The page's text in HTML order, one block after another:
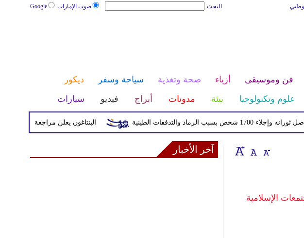
صوت الإمارات Google البحث
فن وموسيقى أزياء صحة وتغذية سياحة وسفر
ديكور
علوم وتكنولوجيا بيئة مدونات أبراج فيديو سيارات
البنتاغون يعلن مراجعة التواجد والتدفقات الطينية
الإسلامية
آخر الأخبار